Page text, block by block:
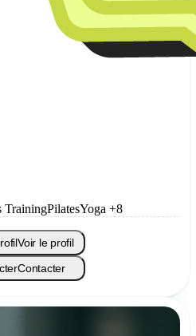
TrainingPilatesYoga +8
Voir le profil
Contacter